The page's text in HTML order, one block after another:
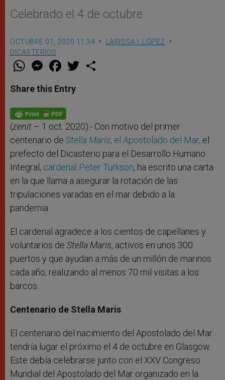
Celebrado el 4 de octubre
OCTUBRE 01, 2020 11:34
LARISSA I. LÓPEZ
DICASTERIOS
W
t
s
p
p
M
e
s
e
g
e
F
a
e
b
o
k
w
Share this Entry
(zenit – 1 oct. 2020).- Con motivo del primer
centenario de Stella Maris, el Apostolado del Mar, el
prefecto del Dicasterio para el Desarrollo Humano
Integral, cardenal Peter Turkson, ha escrito una carta
en la que llama a asegurar la rotación de las
tripulaciones varadas en el mar debido a la
pandemia.
El cardenal agradece a los cientos de capellanes y
voluntarios de Stella Maris, activos en unos 300
puertos y que ayudan a más de un millón de marinos
cada año, realizando al menos 70 mil visitas a los
barcos.
Centenario de Stella Maris
El centenario del nacimiento del Apostolado del Mar
tendría lugar el próximo el 4 de octubre en Glasgow.
Este debía celebrarse junto con el XXV Congreso
Mundial del Apostolado del Mar organizado en la